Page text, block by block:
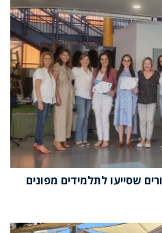
שסייעו לתלמידים מפונים